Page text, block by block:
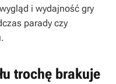
i wydajność gry
parady czy
trochę brakuje